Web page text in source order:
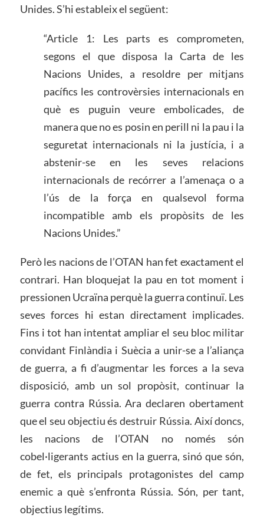
Unides. S’hi estableix el següent:
“Article 1: Les parts es comprometen,
segons el que disposa la Carta de les
Nacions Unides, a resoldre per mitjans
pacífics les controvèrsies internacionals en
què es puguin veure embolicades, de
manera que no es posin en perill ni la pau i la
seguretat internacionals ni la justícia, i a
abstenir-se en les seves relacions
internacionals de recórrer a l’amenaça o a
l’ús de la força en qualsevol forma
incompatible amb els propòsits de les
Nacions Unides.”
Però les nacions de l’OTAN han fet exactament el
contrari. Han bloquejat la pau en tot moment i
pressionen Ucraïna perquè la guerra continuï. Les
seves forces hi estan directament implicades.
Fins i tot han intentat ampliar el seu bloc militar
convidant Finlàndia i Suècia a unir-se a l’aliança
de guerra, a fi d’augmentar les forces a la seva
disposició, amb un sol propòsit, continuar la
guerra contra Rússia. Ara declaren obertament
que el seu objectiu és destruir Rússia. Així doncs,
les nacions de l’OTAN no només són
cobel·ligerants actius en la guerra, sinó que són,
de fet, els principals protagonistes del camp
enemic a què s’enfronta Rússia. Són, per tant,
objectius legítims.